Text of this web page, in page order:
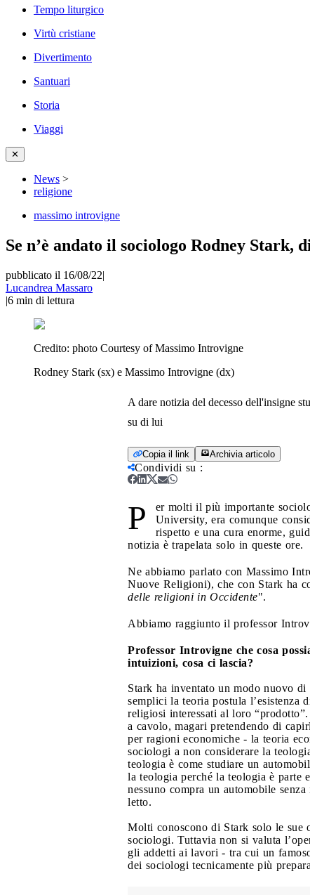
Tempo liturgico
Virtù cristiane
Divertimento
Santuari
Storia
Viaggi
✕
News >
religione
massimo introvigne
Se n’è andato il sociologo Rodney Stark,
pubblicato il 16/08/22|
Lucandrea Massaro
|6 min di lettura
Credito: photo Courtesy of Massimo Introvigne
Rodney Stark (sx) e Massimo Introvigne (dx)
A dare notizia del decesso dell'insigne
su di lui
Copia il link Archivia articolo
Condividi su :
P
er molti il più importante
University, era comunque
rispetto e una cura enorme,
notizia è trapelata solo in queste ore.
Ne abbiamo parlato con Massimo
Nuove Religioni), che con Stark ha
delle religioni in Occidente".
Abbiamo raggiunto il professor
Professor Introvigne che cosa
intuizioni, cosa ci lascia?
Stark ha inventato un modo nuovo
semplici la teoria postula l’esistenza
religiosi interessati al loro
a cavolo, magari pretendendo di
per ragioni economiche - la teoria
sociologi a non considerare la
teologia è come studiare un
la teologia perché la teologia è parte
nessuno compra un automobile
letto.
Molti conoscono di Stark solo le sue
sociologi. Tuttavia non si valuta
gli addetti ai lavori - tra cui un
dei sociologi tecnicamente più